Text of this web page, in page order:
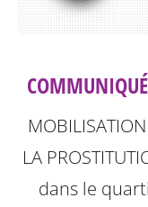
LA
dans le